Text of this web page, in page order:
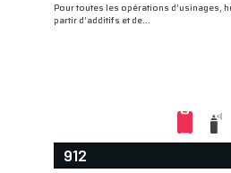
Pour toutes les opérations d’usinages,
partir d’additifs et de…
912